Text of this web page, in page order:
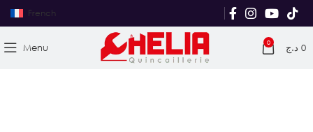
French
Menu 0 0 د.ج